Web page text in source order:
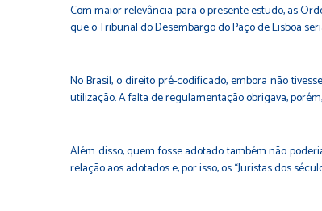
Com maior relevância para o presente estudo, as
que o Tribunal do Desembargo do Paço de Lisboa
No Brasil, o direito pré-codificado, embora não
utilização. A falta de regulamentação obrigava,
Além disso, quem fosse adotado também não
relação aos adotados e, por isso, os “Juristas dos